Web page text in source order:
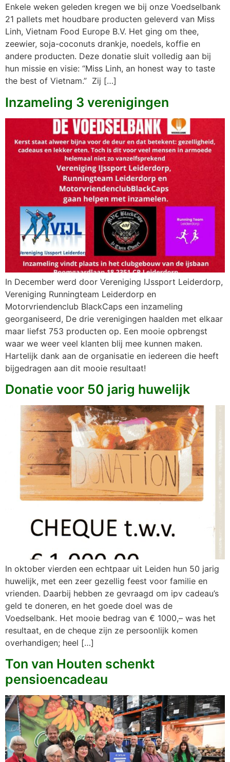
Enkele weken geleden kregen we bij onze Voedselbank
21 pallets met houdbare producten geleverd van Miss
Linh, Vietnam Food Europe B.V. Het ging om thee,
zeewier, soja-coconuts drankje, noedels, koffie en
andere producten. Deze donatie sluit volledig aan bij
hun missie en visie: “Miss Linh, an honest way to taste
the best of Vietnam.” Zij […]
Inzameling 3 verenigingen
In December werd door Vereniging IJssport Leiderdorp,
Vereniging Runningteam Leiderdorp en
Motorvriendenclub BlackCaps een inzameling
georganiseerd, De drie verenigingen haalden met elkaar
maar liefst 753 producten op. Een mooie opbrengst
waar we weer veel klanten blij mee kunnen maken.
Hartelijk dank aan de organisatie en iedereen die heeft
bijgedragen aan dit mooie resultaat!
Donatie voor 50 jarig huwelijk
In oktober vierden een echtpaar uit Leiden hun 50 jarig
huwelijk, met een zeer gezellig feest voor familie en
vrienden. Daarbij hebben ze gevraagd om ipv cadeau’s
geld te doneren, en het goede doel was de
Voedselbank. Het mooie bedrag van € 1000,– was het
resultaat, en de cheque zijn ze persoonlijk komen
overhandigen; heel […]
Ton van Houten schenkt
pensioencadeau